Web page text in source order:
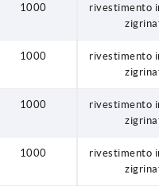
1000
rivestimento
1000
rivestimento
1000
rivestimento
1000
rivestimento